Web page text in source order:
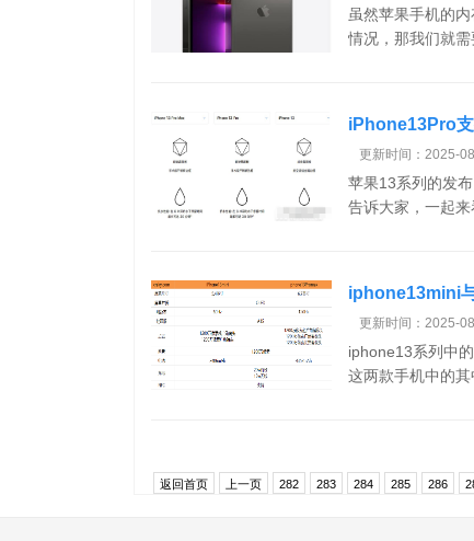
虽然苹果手机的
情况，那我们就
iPhone13Pro
更新时间：2025-08
苹果13系列的发
告诉大家，一起来
iphone13mini
绍
更新时间：2025-08
iphone13系列中
这两款手机中的其
返回首页 上一页 282 283 284 285 286